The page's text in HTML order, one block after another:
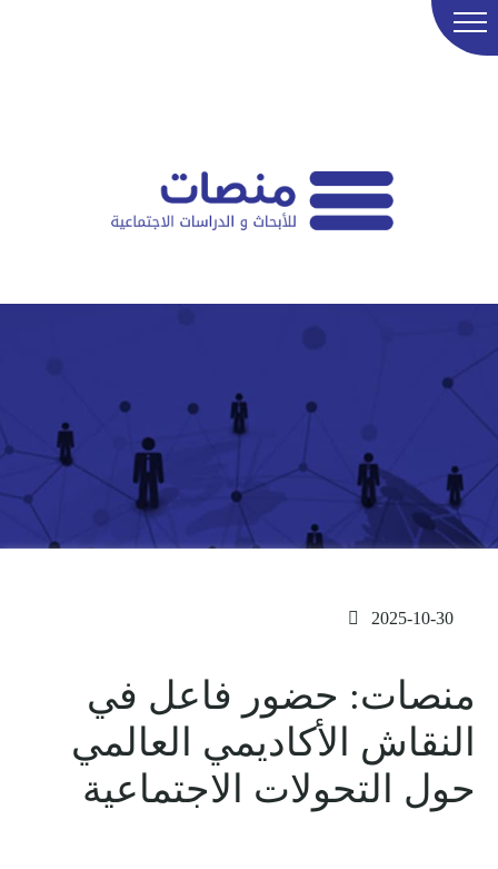
2025-10-30
منصات: حضور فاعل في
النقاش الأكاديمي العالمي
حول التحولات الاجتماعية